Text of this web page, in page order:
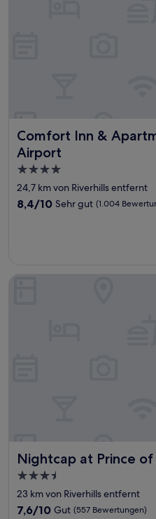
Comfort Inn &
Airport
Comfort Inn &
4.0-
Sterne-
Unterkunft
24,7 km von Riverhills entfernt
8.4
Bewertungen)
8,4/10 Sehr gut (1.004
Nightcap at Prince
Nightcap at Prince of
3.5-
Sterne-
Unterkunft
23 km von Riverhills entfernt
7.6
7,6/10 Gut (557 Bewertungen)